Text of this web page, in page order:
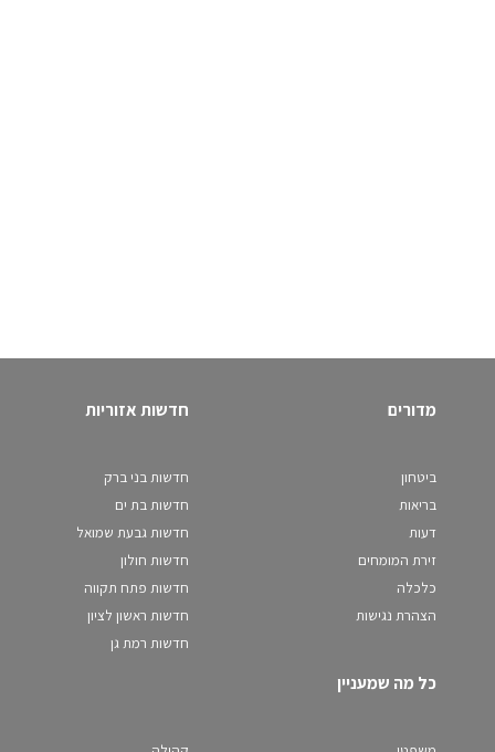
מדורים
ביטחון
בריאות
דעות
זירת המומחים
כלכלה
הצהרת נגישות
חדשות אזוריות
חדשות בני ברק
חדשות בת ים
חדשות גבעת שמואל
חדשות חולון
חדשות פתח תקווה
חדשות ראשון לציון
חדשות רמת גן
כל מה שמעניין